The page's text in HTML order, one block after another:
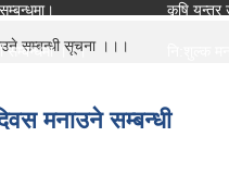
कृषि यन्त्र
।।।
सम्बन्धी सूचना ।।।
मनाउने सम्बन्धी